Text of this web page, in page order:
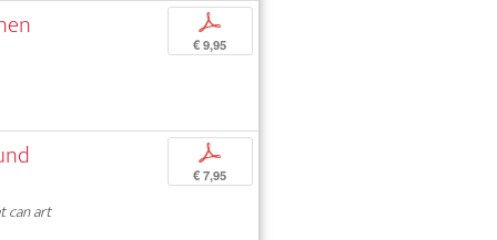
p
€ 9,95
can art
p
€ 7,95